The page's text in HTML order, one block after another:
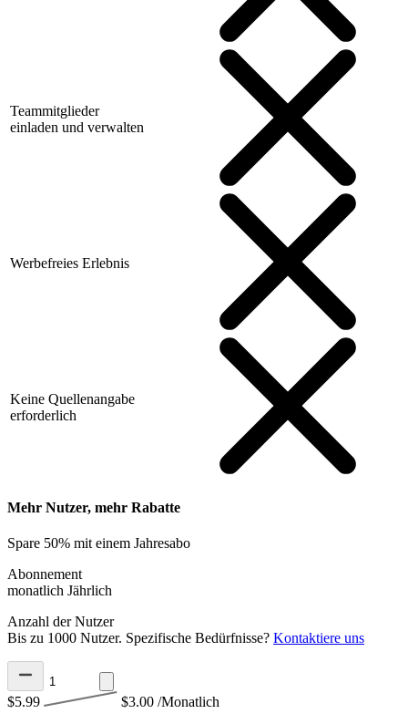
Teammitglieder
einladen und verwalten
Werbefreies Erlebnis
Keine Quellenangabe
erforderlich
Mehr Nutzer, mehr Rabatte
Spare 50% mit einem Jahresabo
Abonnement
monatlich Jährlich
Anzahl der Nutzer
Bis zu 1000 Nutzer. Spezifische Bedürfnisse? Kontaktiere uns
$5.99 $3.00 /Monatlich